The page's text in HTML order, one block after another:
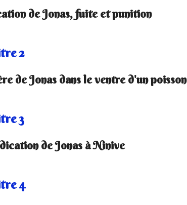
de Jonas, fuite et punition
2
de Jonas dans le ventre d'un poisson
3
de Jonas à Ninive
4